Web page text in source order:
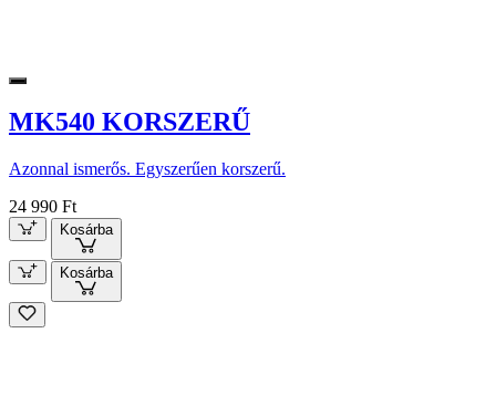
MK540 KORSZERŰ
Azonnal ismerős. Egyszerűen korszerű.
24 990 Ft
Kosárba
Kosárba